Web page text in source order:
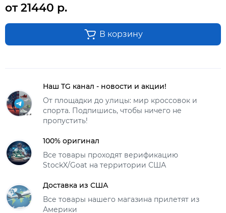
от 21440 р.
В корзину
Наш TG канал - новости и акции!
От площадки до улицы: мир кроссовок и
спорта. Подпишись, чтобы ничего не
пропустить!
100% оригинал
Все товары проходят верификацию
StockX/Goat на территории США
Доставка из США
Все товары нашего магазина прилетят из
Америки